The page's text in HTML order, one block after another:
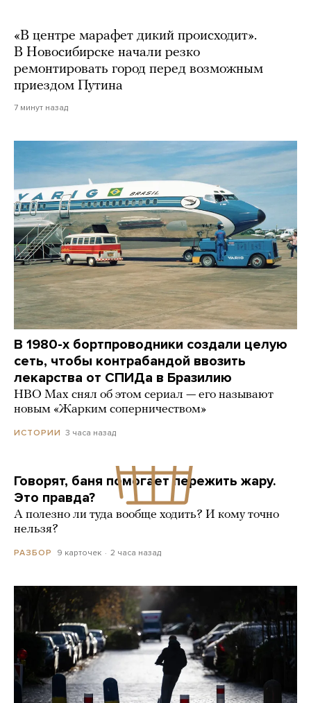
«В центре марафет дикий происходит».
В Новосибирске начали резко
ремонтировать город перед возможным
приездом Путина
7 минут назад
В 1980-х бортпроводники создали целую
сеть, чтобы контрабандой ввозить
лекарства от СПИДа в Бразилию
HBO Max снял об этом сериал — его называют
новым «Жарким соперничеством»
ИСТОРИИ 3 часа назад
Говорят, баня помогает пережить жару.
Это правда?
А полезно ли туда вообще ходить? И кому точно
нельзя?
РАЗБОР 9 карточек 2 часа назад